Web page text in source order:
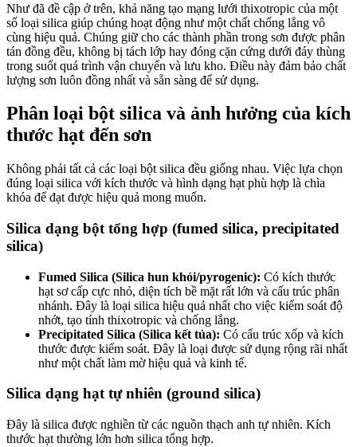
Như đã đề cập ở trên, khả năng tạo mạng lưới thixotropic của một
số loại silica giúp chúng hoạt động như một chất chống lắng vô
cùng hiệu quả. Chúng giữ cho các thành phần trong sơn được phân
tán đồng đều, không bị tách lớp hay đóng cặn cứng dưới đáy thùng
trong suốt quá trình vận chuyển và lưu kho. Điều này đảm bảo chất
lượng sơn luôn đồng nhất và sẵn sàng để sử dụng.
Phân loại bột silica và ảnh hưởng của kích
thước hạt đến sơn
Không phải tất cả các loại bột silica đều giống nhau. Việc lựa chọn
đúng loại silica với kích thước và hình dạng hạt phù hợp là chìa
khóa để đạt được hiệu quả mong muốn.
Silica dạng bột tổng hợp (fumed silica, precipitated
silica)
Fumed Silica (Silica hun khói/pyrogenic): Có kích thước
hạt sơ cấp cực nhỏ, diện tích bề mặt rất lớn và cấu trúc phân
nhánh. Đây là loại silica hiệu quả nhất cho việc kiểm soát độ
nhớt, tạo tính thixotropic và chống lắng.
Precipitated Silica (Silica kết tủa): Có cấu trúc xốp và kích
thước được kiểm soát. Đây là loại được sử dụng rộng rãi nhất
như một chất làm mờ hiệu quả và kinh tế.
Silica dạng hạt tự nhiên (ground silica)
Đây là silica được nghiền từ các nguồn thạch anh tự nhiên. Kích
thước hạt thường lớn hơn silica tổng hợp.